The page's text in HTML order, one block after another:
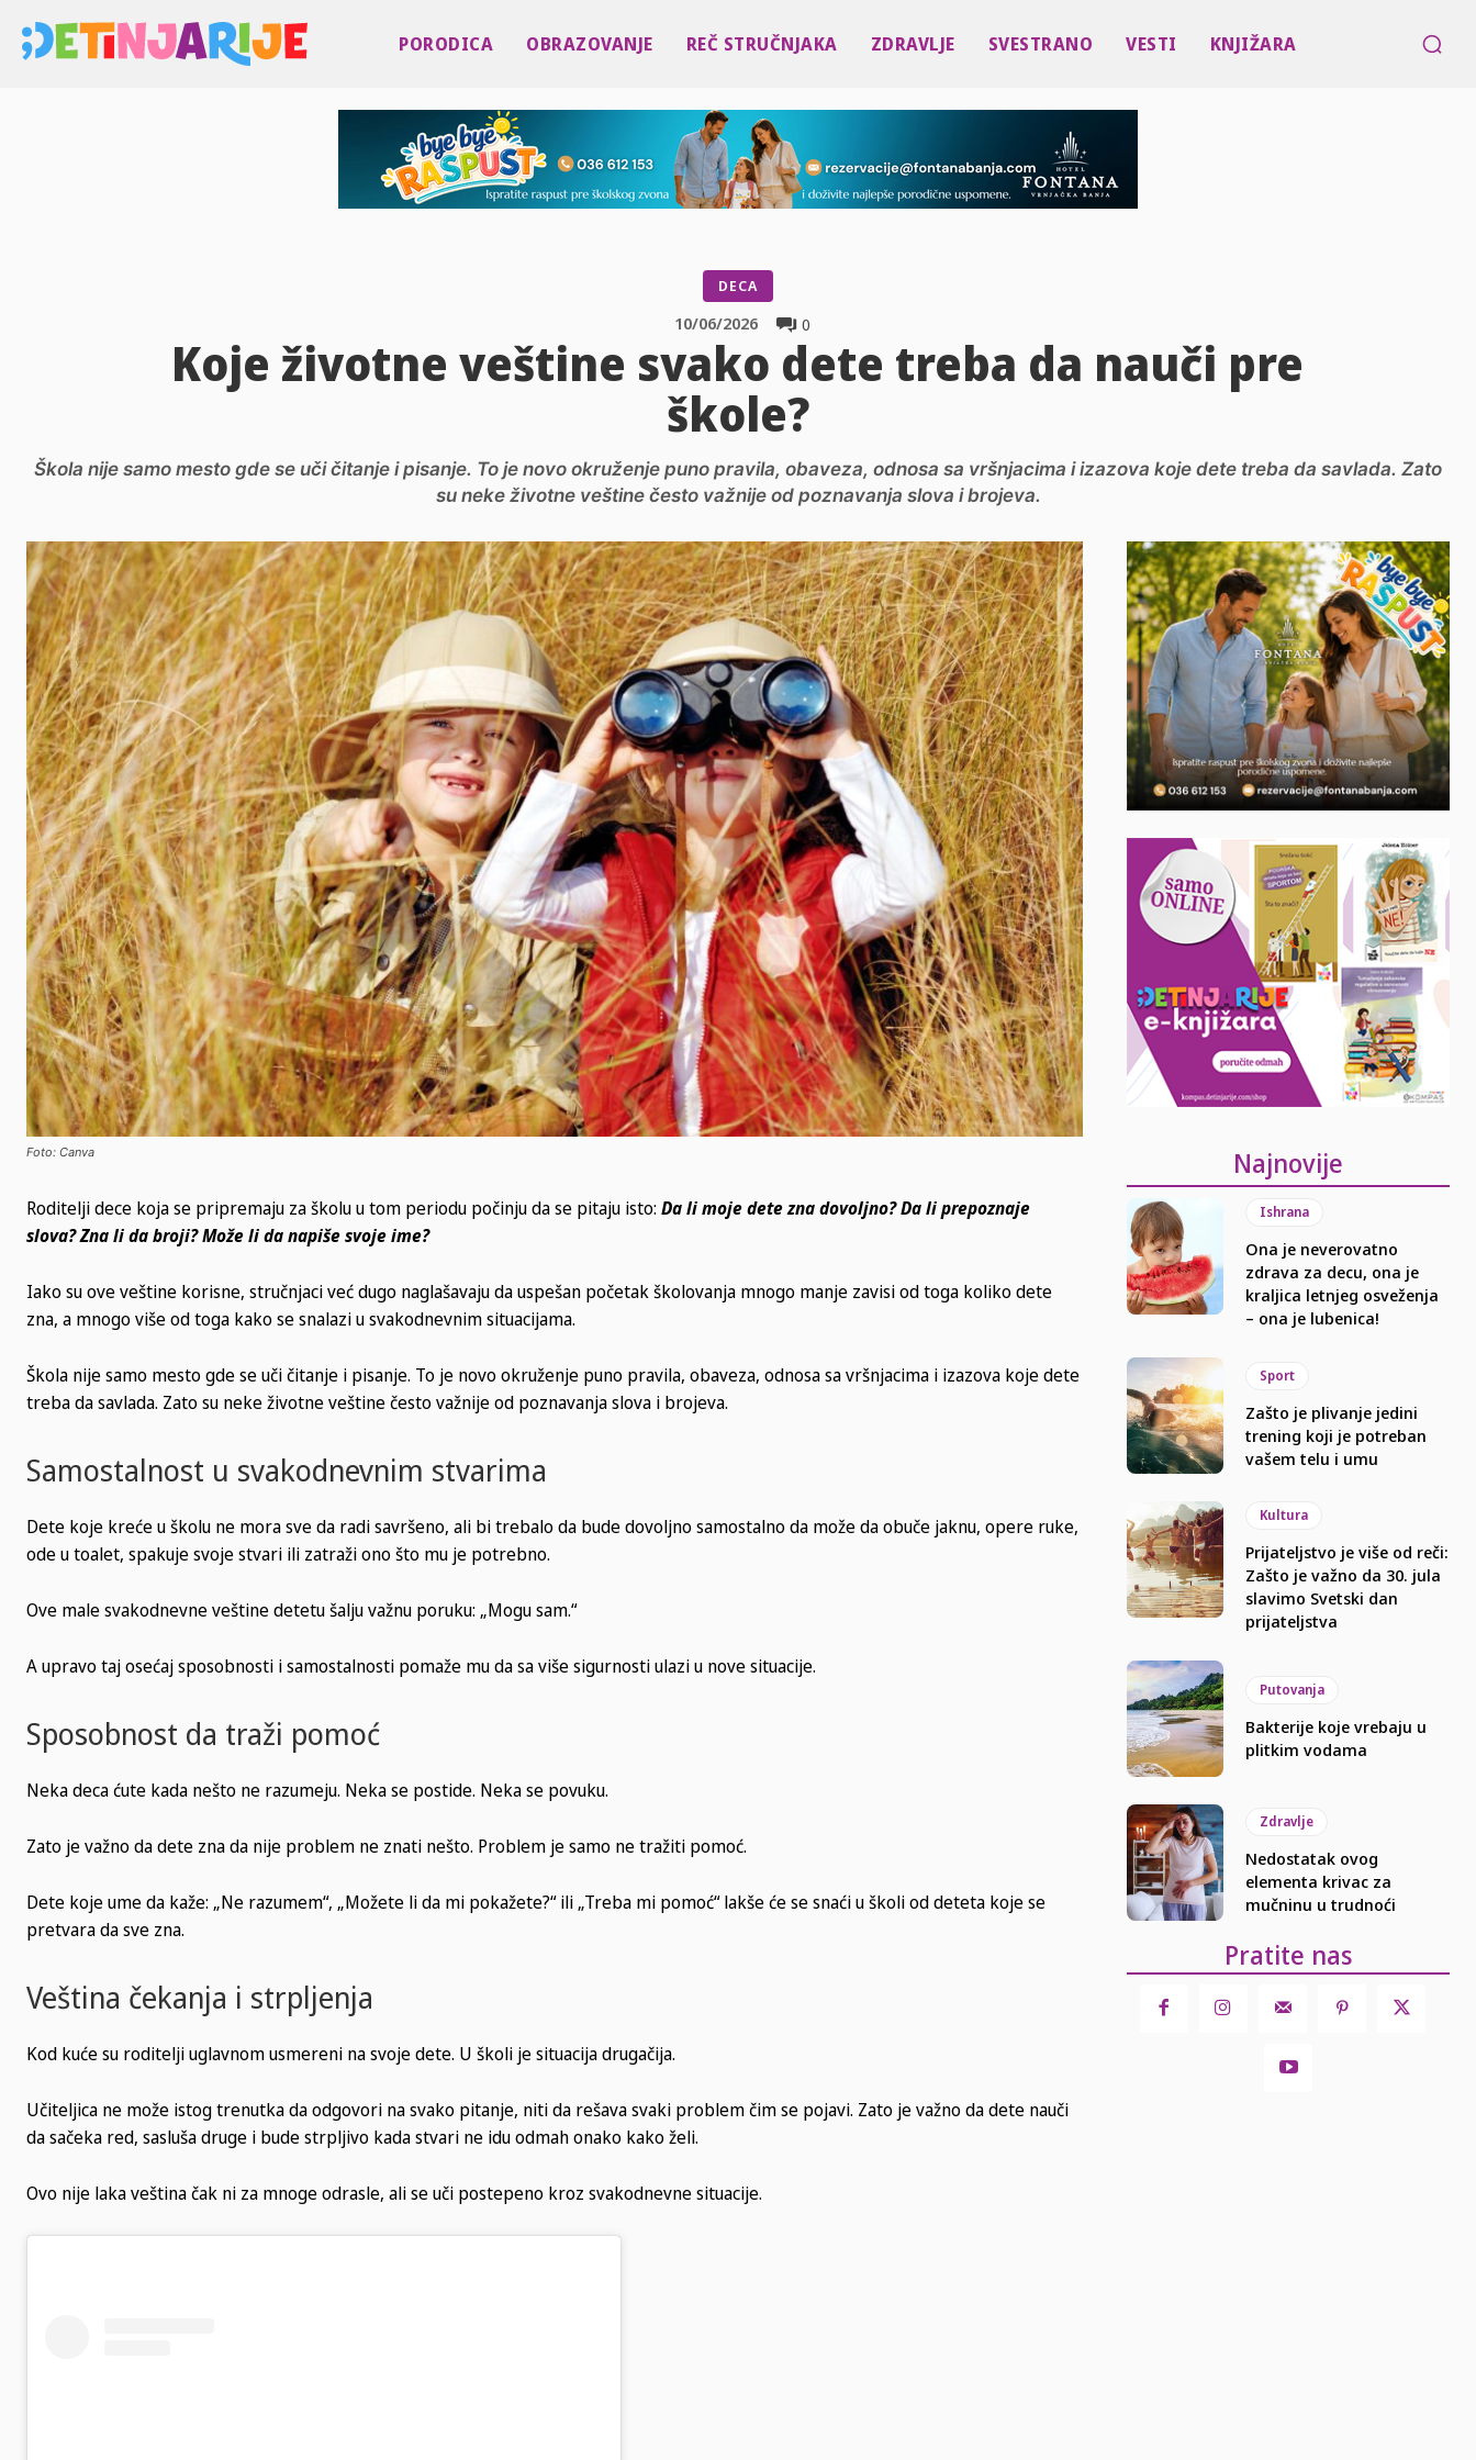
PORODICA OBRAZOVANJE REČ STRUČNJAKA ZDRAVLJE SVESTRANO VESTI KNJIŽARA
DECA
0
10/06/2026
Koje životne veštine svako dete treba da nauči pre
škole?
Škola nije samo mesto gde se uči čitanje i pisanje. To je novo okruženje puno pravila, obaveza, odnosa sa vršnjacima i izazova koje dete treba da savlada. Zato
su neke životne veštine često važnije od poznavanja slova i brojeva.
Foto: Canva
Roditelji dece koja se pripremaju za školu u tom periodu počinju da se pitaju isto: Da li moje dete zna dovoljno? Da li prepoznaje
slova? Zna li da broji? Može li da napiše svoje ime?
Iako su ove veštine korisne, stručnjaci već dugo naglašavaju da uspešan početak školovanja mnogo manje zavisi od toga koliko dete
zna, a mnogo više od toga kako se snalazi u svakodnevnim situacijama.
Škola nije samo mesto gde se uči čitanje i pisanje. To je novo okruženje puno pravila, obaveza, odnosa sa vršnjacima i izazova koje dete
treba da savlada. Zato su neke životne veštine često važnije od poznavanja slova i brojeva.
Samostalnost u svakodnevnim stvarima
Dete koje kreće u školu ne mora sve da radi savršeno, ali bi trebalo da bude dovoljno samostalno da može da obuče jaknu, opere ruke,
ode u toalet, spakuje svoje stvari ili zatraži ono što mu je potrebno.
Ove male svakodnevne veštine detetu šalju važnu poruku: „Mogu sam.“
A upravo taj osećaj sposobnosti i samostalnosti pomaže mu da sa više sigurnosti ulazi u nove situacije.
Sposobnost da traži pomoć
Neka deca ćute kada nešto ne razumeju. Neka se postide. Neka se povuku.
Zato je važno da dete zna da nije problem ne znati nešto. Problem je samo ne tražiti pomoć.
Dete koje ume da kaže: „Ne razumem“, „Možete li da mi pokažete?“ ili „Treba mi pomoć“ lakše će se snaći u školi od deteta koje se
pretvara da sve zna.
Veština čekanja i strpljenja
Kod kuće su roditelji uglavnom usmereni na svoje dete. U školi je situacija drugačija.
Učiteljica ne može istog trenutka da odgovori na svako pitanje, niti da rešava svaki problem čim se pojavi. Zato je važno da dete nauči
da sačeka red, sasluša druge i bude strpljivo kada stvari ne idu odmah onako kako želi.
Ovo nije laka veština čak ni za mnoge odrasle, ali se uči postepeno kroz svakodnevne situacije.
Najnovije
Ishrana
Ona je neverovatno
zdrava za decu, ona je
kraljica letnjeg osveženja
– ona je lubenica!
Sport
Zašto je plivanje jedini
trening koji je potreban
vašem telu i umu
Kultura
Prijateljstvo je više od reči:
Zašto je važno da 30. jula
slavimo Svetski dan
prijateljstva
Putovanja
Bakterije koje vrebaju u
plitkim vodama
Zdravlje
Nedostatak ovog
elementa krivac za
mučninu u trudnoći
Pratite nas